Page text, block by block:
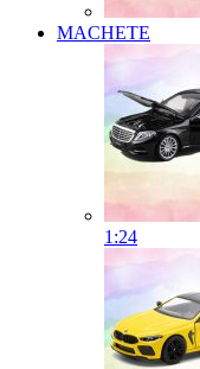
MACHETE
1:24